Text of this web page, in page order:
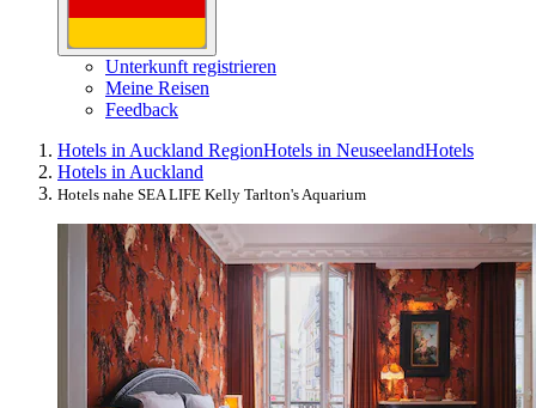
Unterkunft registrieren
Meine Reisen
Feedback
Hotels in Auckland RegionHotels in NeuseelandHotels
Hotels in Auckland
Hotels nahe SEA LIFE Kelly Tarlton's Aquarium